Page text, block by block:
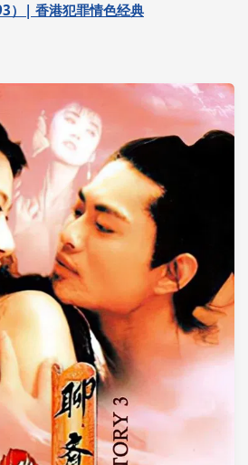
）| 香港犯罪情色经典